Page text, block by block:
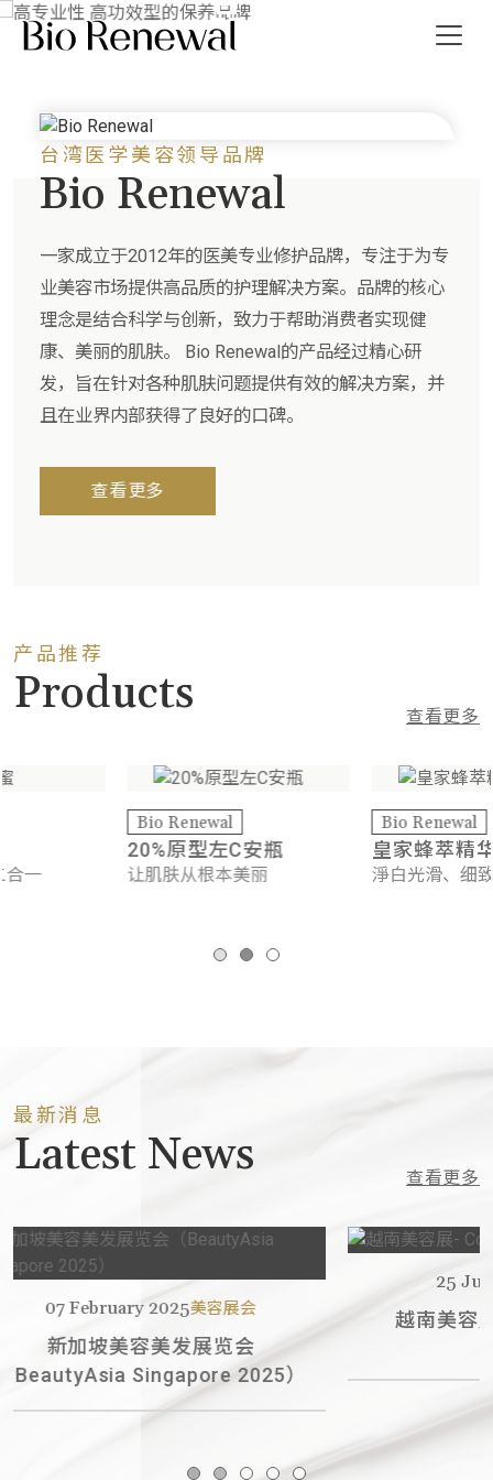
EN
品牌
台湾医学美容领导品牌
Bio Renewal
一家成立于2012年的医美专业修护品牌，专注于为专
业美容市场提供高品质的护理解决方案。品牌的核心
理念是结合科学与创新，致力于帮助消费者实现健
康、美丽的肌肤。 Bio Renewal的产品经过精心研
发，旨在针对各种肌肤问题提供有效的解决方案，并
且在业界内部获得了良好的口碑。
查看更多
产品推荐
Products 查看更多
本美丽
Bio Renewal
皇家蜂萃精华油
淨白光滑、细致
Bio
3D蜗牛
专业护理
最新消息
Latest News 查看更多
美容展会
发展览会
2025）
25 July 2024 美容展会
越南美容展- Cosmobeauté